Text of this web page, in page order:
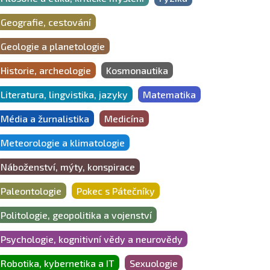
Geografie, cestování
Geologie a planetologie
Historie, archeologie Kosmonautika
Literatura, lingvistika, jazyky Matematika
Média a žurnalistika Medicína
Meteorologie a klimatologie
Náboženství, mýty, konspirace
Paleontologie Pokec s Pátečníky
Politologie, geopolitika a vojenství
Psychologie, kognitivní vědy a neurovědy
Robotika, kybernetika a IT Sexuologie